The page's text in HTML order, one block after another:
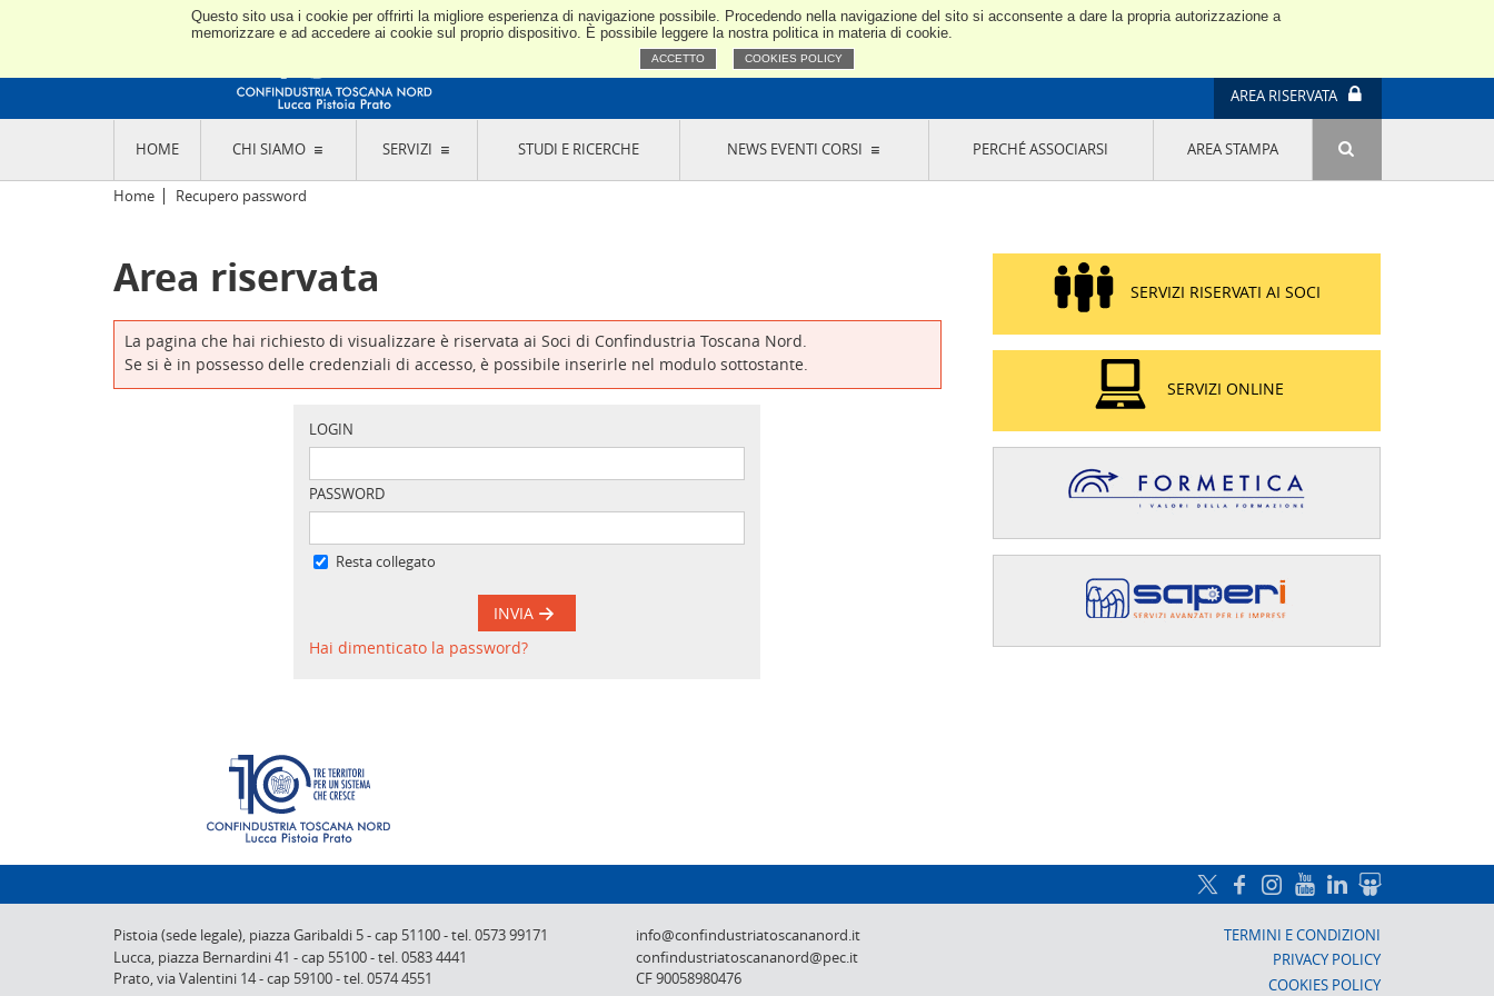
Questo sito usa i cookie per offrirti la migliore esperienza di navigazione possibile. Procedendo nella navigazione del sito si acconsente a dare la propria autorizzazione a
memorizzare e ad accedere ai cookie sul proprio dispositivo. È possibile leggere la nostra politica in materia di cookie.
ACCETTO COOKIES POLICY
Confindustria Toscana Nord
AREA RISERVATA
HOME CHI SIAMO
L'ASSOCIAZIONE
CODICE ETICO E DEI VALORI ASSOCIATIVI
TRASPARENZA CONTRIBUTI PUBBLICI
L'INDUSTRIA E IL TERRITORIO DI LUCCA,
PISTOIA E PRATO
SEDI E CONTATTI
ABOUT US
DESIGNAZIONE
ORGANI DI CONTROLLO
COMITATO PICCOLA
INDUSTRIA
GRUPPI DI ACQUISTO
EDIZIONE
PROGETTO LU.ME.
IL MANAGER DELLA SOSTENIBILITÀ NEL
DISTRETTO TESSILE PRATESE
GRUPPO IMPRENDITORIA FEMMINILE
SOSTENIBILITÀ
SERVIZI STUDI E RICERCHE NEWS EVENTI CORSI PERCHÉ ASSOCIARSI AREA STAMPA
Home Recupero password
Area riservata
La pagina che hai richiesto di visualizzare è riservata ai Soci di Confindustria Toscana Nord.
Se si è in possesso delle credenziali di accesso, è possibile inserirle nel modulo sottostante.
LOGIN
PASSWORD
Resta collegato
INVIA
Hai dimenticato la password?
SERVIZI RISERVATI AI SOCI
SERVIZI ONLINE
Pistoia (sede legale), piazza Garibaldi 5-cap 51100-tel. 0573 99171
Lucca, piazza Bernardini 41 -cap 55100-tel. 0583 4441
Prato,via Valentini 14-cap 59100-tel. 0574 4551
info@confindustriatoscananord.it
confindustriatoscananord@pec.it
CF 90058980476
TERMINI E CONDIZIONI
PRIVACY POLICY
COOKIES POLICY